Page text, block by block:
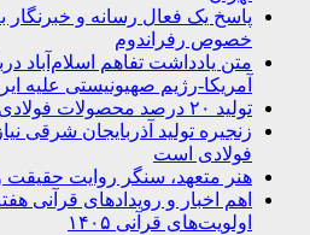
پاسخ یک فعال رسانه و خبرنگار
خصوص رفراندوم
متن یادداشت تفاهم اسلام‌آباد
آمریکا-رژیم صهیونیستی علیه
تولید ۲۰ درصد محصولات فولادی کشور در بناب
زنجیره تولید آذربایجان شرقی
فولادی است
هنر متعهد، سنگر روایت حقیقت
اهم اخبار و رویدادهای قرآنی
اولویت‌های قرآنی ۱۴۰۵